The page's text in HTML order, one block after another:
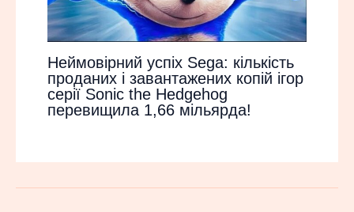
Неймовірний успіх Sega: кількість
проданих і завантажених копій ігор
серії Sonic the Hedgehog
перевищила 1,66 мільярда!